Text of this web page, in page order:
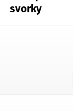
svorky